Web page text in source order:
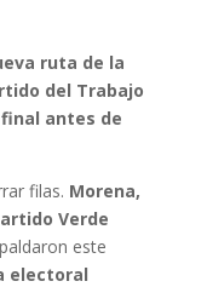
ruta de la
del Trabajo
antes de
filas. Morena,
Verde
este
electoral